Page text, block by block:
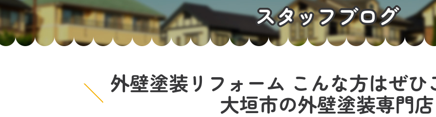
スタッフブログ
外壁塗装リフォーム こんな方はぜ
大垣市の外壁塗装専門店